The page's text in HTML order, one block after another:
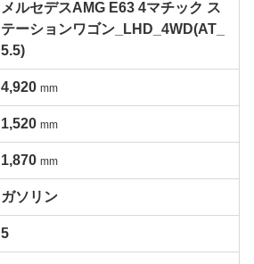
メルセデスAMG E63 4マチック ス
テーションワゴン_LHD_4WD(AT_
5.5)
4,920 mm
1,520 mm
1,870 mm
ガソリン
5